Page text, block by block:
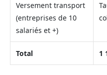
Versement transport
(entreprises de 10
salariés et +)
Total 1